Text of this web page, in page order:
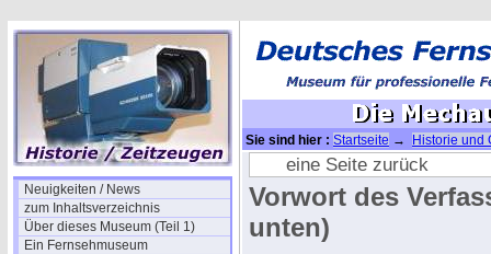
Neuigkeiten / News
zum Inhaltsverzeichnis
Über dieses Museum (Teil 1)
Ein Fernsehmuseum
Sie sind hier : Startseite →
Historie und
Mechau Story (1)
eine Seite zurück
Vorwort des
unten)